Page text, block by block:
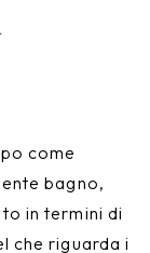
come
bagno,
in termini di
che riguarda i